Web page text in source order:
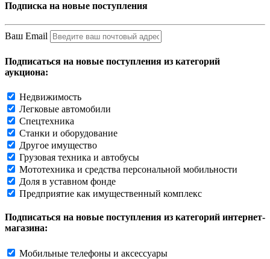
Подписка на новые поступления
Ваш Email
Подписаться на новые поступления из категорий
аукциона:
Недвижимость
Легковые автомобили
Спецтехника
Станки и оборудование
Другое имущество
Грузовая техника и автобусы
Мототехника и средства персональной мобильности
Доля в уставном фонде
Предприятие как имущественный комплекс
Подписаться на новые поступления из категорий интернет-
магазина:
Мобильные телефоны и аксессуары